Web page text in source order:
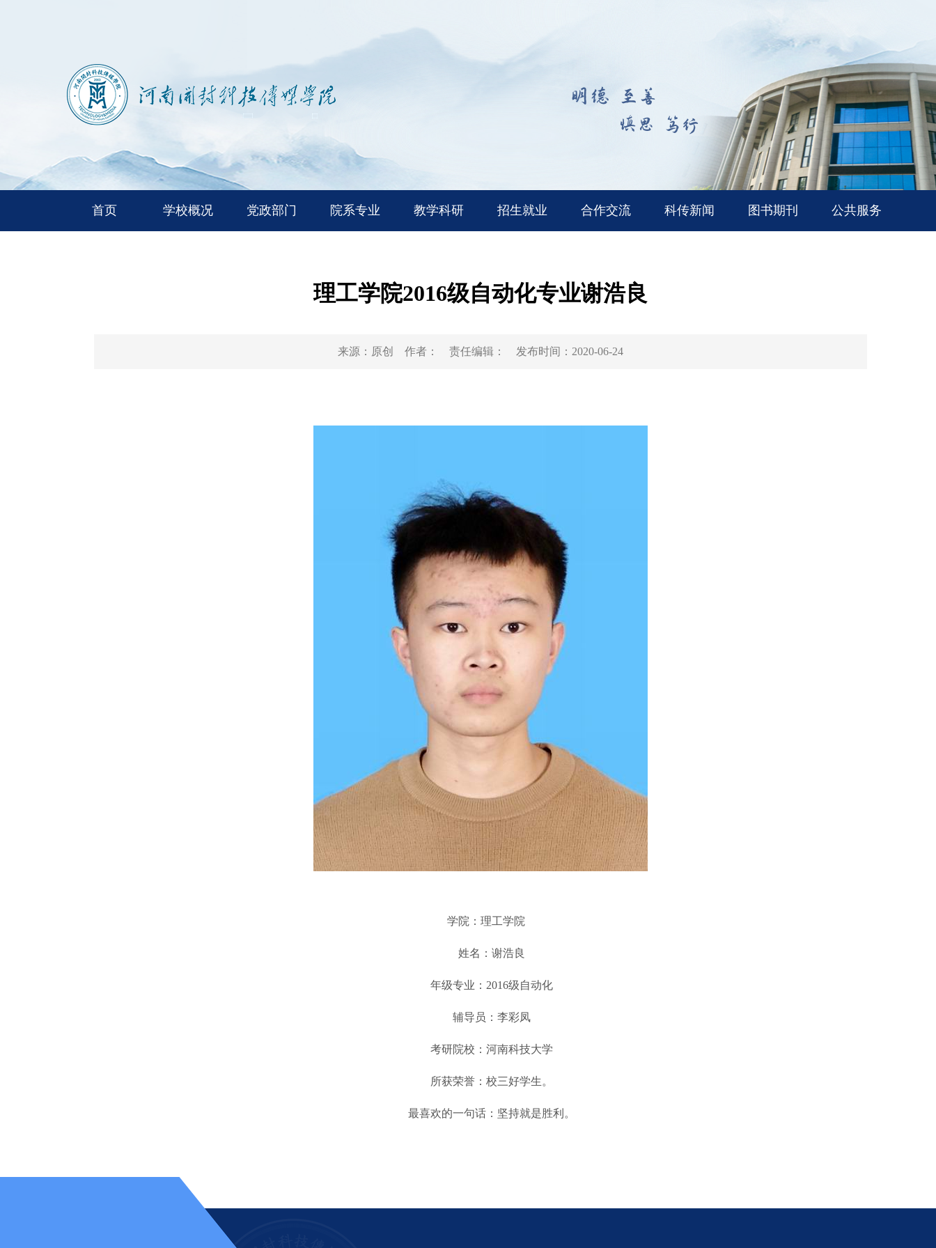
首页 学校概况 党政部门 院系专业 教学科研 招生就业 合作交流 科传新闻 图书期刊 公共服务
理工学院2016级自动化专业谢浩良
来源： 原创 作者： 责任编辑： 发布时间： 2020-06-24
学院：理工学院
姓名：谢浩良
年级专业：2016级自动化
辅导员：李彩凤
考研院校：河南科技大学
所获荣誉：校三好学生。
最喜欢的一句话：坚持就是胜利。